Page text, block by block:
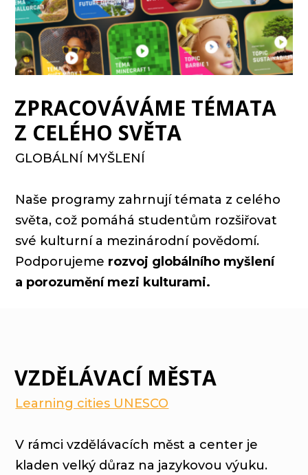
ZPRACOVÁVÁME TÉMATA
Z CELÉHO SVĚTA
GLOBÁLNÍ MYŠLENÍ
Naše programy zahrnují témata z celého
světa, což pomáhá studentům rozšiřovat
své kulturní a mezinárodní povědomí.
Podporujeme rozvoj globálního myšlení
a porozumění mezi kulturami.
VZDĚLÁVACÍ MĚSTA
Learning cities UNESCO
V rámci vzdělávacích měst a center je
kladen velký důraz na jazykovou výuku.